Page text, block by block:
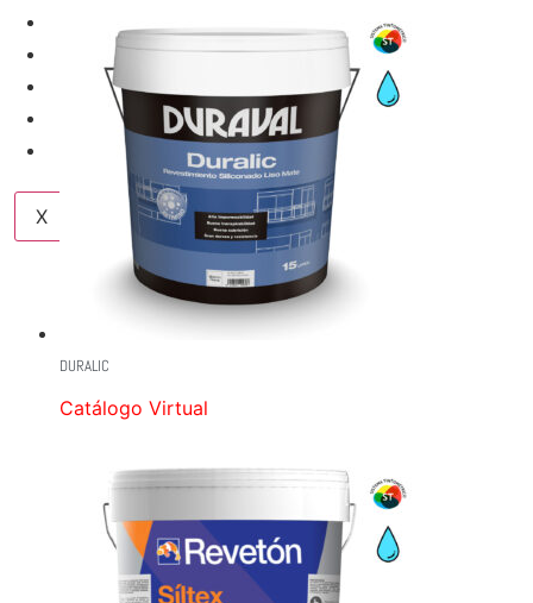
NUESTRAS MARCAS
NOSOTROS
BLOG
CONTACTO
X
DURALIC
Catálogo Virtual